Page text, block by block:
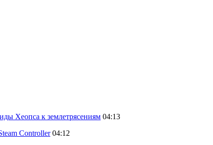
Хеопса к землетрясениям 04:13
Controller 04:12